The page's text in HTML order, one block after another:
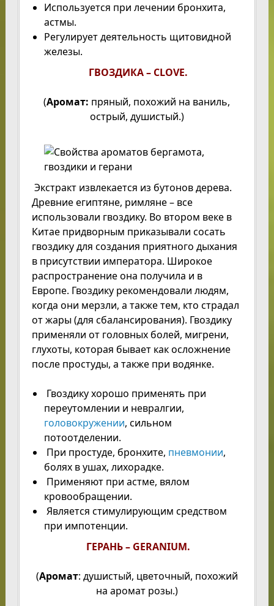
Используется при лечении бронхита,
астмы.
Регулирует деятельность щитовидной
железы.
ГВОЗДИКА – CLOVE.
(Аромат: пряный, похожий на ваниль,
острый, душистый.)
Экстракт извлекается из бутонов дерева.
Древние египтяне, римляне – все
использовали гвоздику. Во втором веке в
Китае придворным приказывали сосать
гвоздику для создания приятного дыхания
в присутствии императора. Широкое
распространение она получила и в
Европе. Гвоздику рекомендовали людям,
когда они мерзли, а также тем, кто страдал
от жары (для сбалансирования). Гвоздику
применяли от головных болей, мигрени,
глухоты, которая бывает как осложнение
после простуды, а также при водянке.
Гвоздику хорошо применять при
переутомлении и невралгии,
головокружении, сильном
потоотделении.
При простуде, бронхите, пневмонии,
болях в ушах, лихорадке.
Применяют при астме, вялом
кровообращении.
Является стимулирующим средством
при импотенции.
ГЕРАНЬ – GERANIUM.
(Аромат: душистый, цветочный, похожий
на аромат розы.)